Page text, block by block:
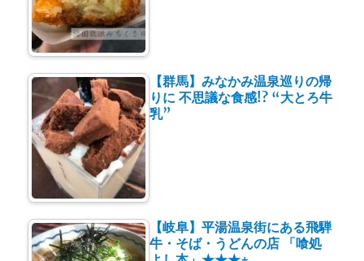
【群馬】みなかみ温泉巡りの帰
りに 不思議な食感!? “大とろ牛
乳”
【岐阜】平湯温泉街にある飛騨
牛・そば・うどんの店 「喰処